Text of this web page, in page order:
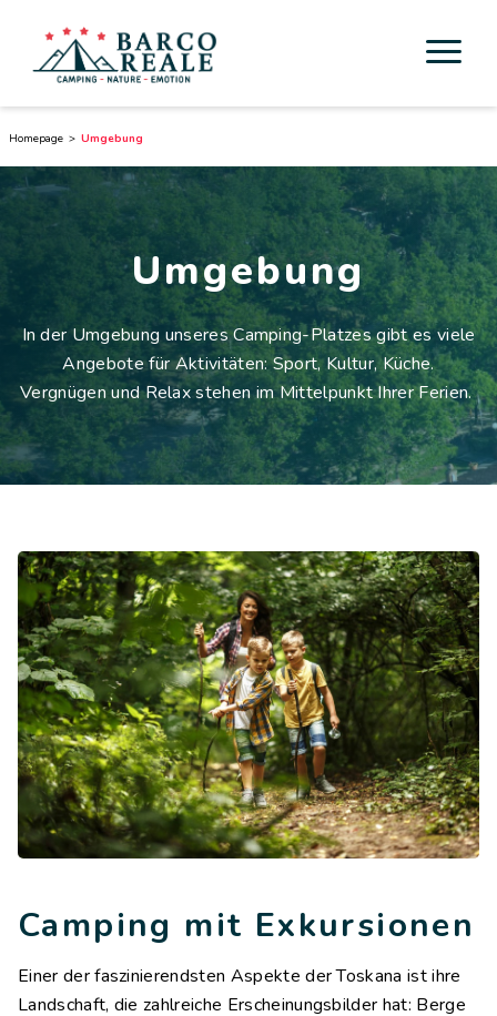
Dienstleistungen
Aktivität
Esperienze
Cicloturismo
Umgebung
Toskana entdecken
Arbeite mit uns
LINGUE
IT EN NL FR
Homepage Umgebung
Umgebung
In der Umgebung unseres Camping-Platzes gibt es viele
Angebote für Aktivitäten: Sport, Kultur, Küche.
Vergnügen und Relax stehen im Mittelpunkt Ihrer Ferien.
Camping mit Exkursionen
Einer der faszinierendsten Aspekte der Toskana ist ihre
Landschaft, die zahlreiche Erscheinungsbilder hat: Berge